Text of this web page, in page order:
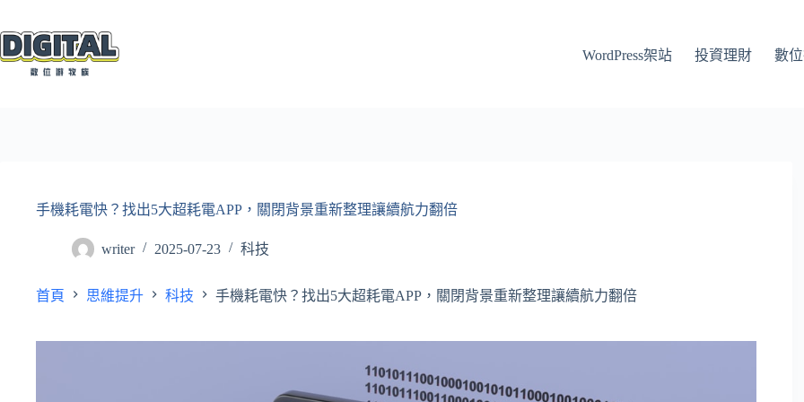
至
主
WordPress架站 投資理財 數
手機耗電快？找出5大超耗電APP，關閉背景重新整理讓續航力翻倍
writer 2025-07-23 科技
首頁 思維提升 科技 手機耗電快？找出5大超耗電APP，關閉背景重新整理讓續航力翻倍